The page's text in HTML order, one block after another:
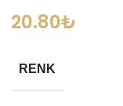
20.80₺
RENK